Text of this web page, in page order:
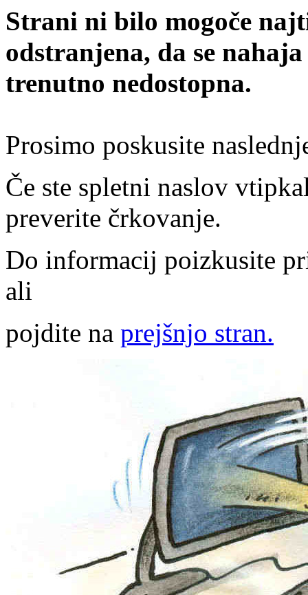
Strani ni bilo mogoče
odstranjena, da se
trenutno nedostopna.
Prosimo poskusite
Če ste spletni naslov
preverite črkovanje.
Do informacij poizkusite
ali
pojdite na prejšnjo stran.